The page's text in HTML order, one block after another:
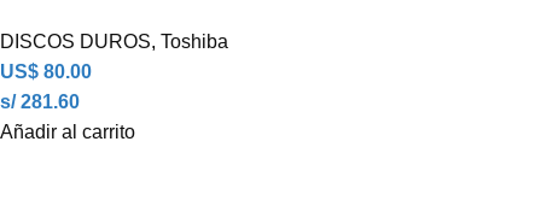
DISCOS DUROS, Toshiba
US$ 80.00
s/ 281.60
Añadir al carrito